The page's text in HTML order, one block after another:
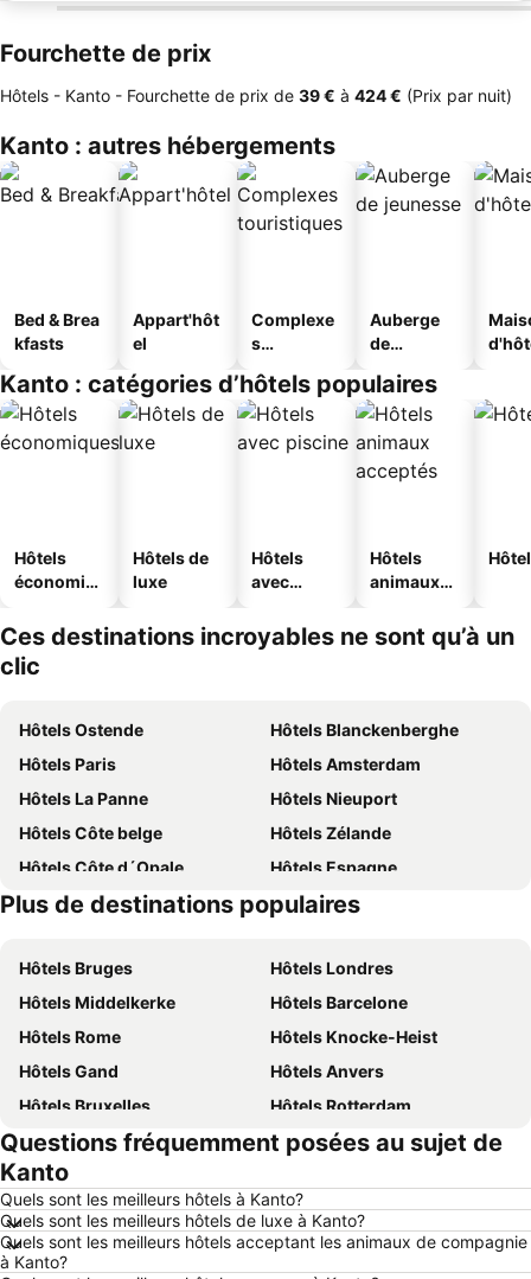
Fourchette de prix
Hôtels - Kanto - Fourchette de prix de ‎39 € à ‎424 € (Prix par nuit)
Kanto : autres hébergements
Bed & Brea
kfasts
Appart'hôt
el
Complexe
s
s
Auberge
de
Kanto : catégories d’hôtels populaires
Hôtels
économiq
Hôtels de
luxe
Hôtels
avec
Hôtels
animaux
Ces destinations incroyables ne sont qu’à un
clic
Hôtels Ostende
Hôtels Blanckenberghe
Hôtels Paris
Hôtels Amsterdam
Hôtels La Panne
Hôtels Nieuport
Hôtels Côte belge
Hôtels Zélande
Hôtels Côte d´Opale
Hôtels Espagne
Hôtels Belgique
Hôtels France
Plus de destinations populaires
Hôtels Bruges
Hôtels Londres
Hôtels Middelkerke
Hôtels Barcelone
Hôtels Rome
Hôtels Knocke-Heist
Hôtels Gand
Hôtels Anvers
Hôtels Bruxelles
Hôtels Rotterdam
Hôtels Maastricht
Hôtels Durbuy
Hôtels Hasselt
Hôtels Boulogne-sur-Mer
Hôtels Le Coq
Hôtels Le Touquet-Paris-Plage
Hôtels Dunkerque
Questions fréquemment posées au sujet de
Kanto
Quels sont les meilleurs hôtels à Kanto?
Quels sont les meilleurs hôtels de luxe à Kanto?
Quels sont les meilleurs hôtels acceptant les animaux de compagnie
à Kanto?